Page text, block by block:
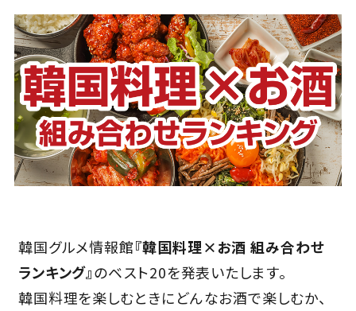
韓国グルメ情報館
Close
韓国グルメ情報館『韓国料理×お酒 組み合わせ
ランキング』のベスト20を発表いたします。
韓国料理を楽しむときにどんなお酒で楽しむか、